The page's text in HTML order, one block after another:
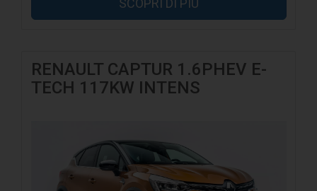
SCOPRI DI PIÙ
RENAULT CAPTUR 1.6PHEV E-
TECH 117KW INTENS